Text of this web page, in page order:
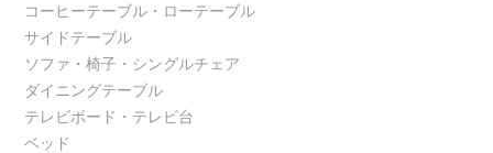
コーヒーテーブル・ローテーブル
サイドテーブル
ソファ・椅子・シングルチェア
ダイニングテーブル
テレビボード・テレビ台
ベッド